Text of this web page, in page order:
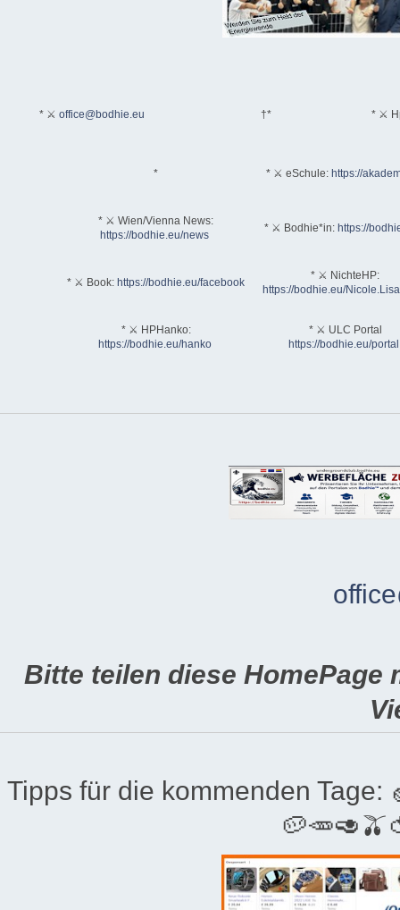
* ⚔ office@bodhie.eu †* * ⚔
* * ⚔ eSchule: https://
* ⚔ Wien/Vienna News:
https://bodhie.eu/news
* ⚔ Bodhie*in: https://
* ⚔ Book: https://bodhie.eu/facebook
* ⚔ NichteHP:
https://bodhie.eu/
* ⚔ HPHanko:
https://bodhie.eu/hanko
* ⚔ ULC Portal
https://bodhie.eu/portal
Bitte teilen diese HomePage
Tipps für die kommenden